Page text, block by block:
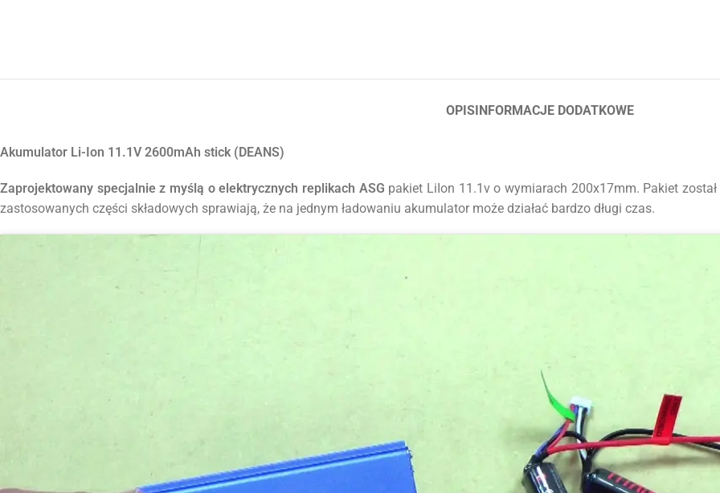
OPISINFORMACJE DODATKOWE
Akumulator Li-Ion 11.1V 2600mAh stick (DEANS)
Zaprojektowany specjalnie z myślą o elektrycznych replikach ASG pakiet LiIon 11.1v o wymiarach 200x17mm. Pakiet
zastosowanych części składowych sprawiają, że na jednym ładowaniu akumulator może działać bardzo długi czas.